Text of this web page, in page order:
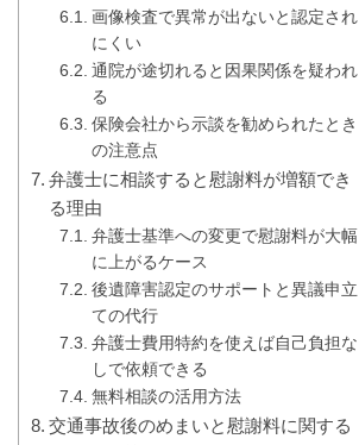
画像検査で異常が出ないと認定され
にくい
通院が途切れると因果関係を疑われ
る
保険会社から示談を勧められたとき
の注意点
弁護士に相談すると慰謝料が増額でき
る理由
弁護士基準への変更で慰謝料が大幅
に上がるケース
後遺障害認定のサポートと異議申立
ての代行
弁護士費用特約を使えば自己負担な
しで依頼できる
無料相談の活用方法
交通事故後のめまいと慰謝料に関する